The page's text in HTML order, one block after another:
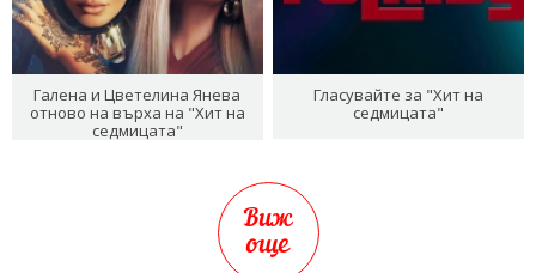
Галена и Цветелина Янева
отново на върха на "Хит на
седмицата"
Гласувайте за "Хит на
седмицата"
Виж
още